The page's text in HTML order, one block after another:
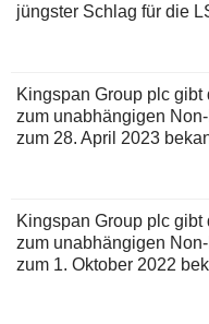
jüngster Schlag für die
Kingspan Group plc
zum unabhängigen
zum 28. April 2023
Kingspan Group plc
zum unabhängigen
zum 1. Oktober 2022